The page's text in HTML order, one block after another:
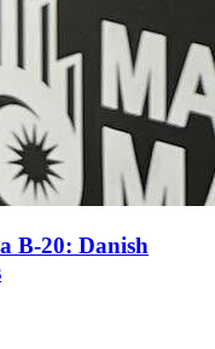
B-20: Danish